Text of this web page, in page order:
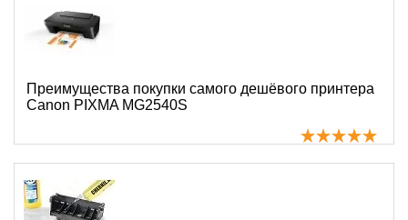
Преимущества покупки самого дешёвого принтера
Canon PIXMA MG2540S